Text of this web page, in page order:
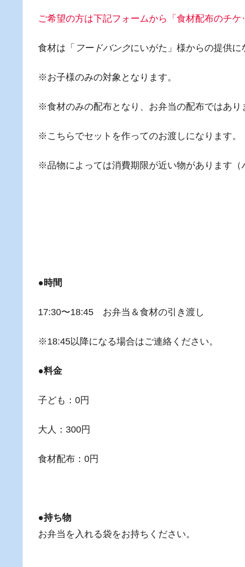
ご希望の方は下記フォームから「食材配布のチケ
食材は「 フードバンクにいがた」様からの提供に
※お子様のみの対象となります。
※食材のみの配布となり、お弁当の配布ではあり
※こちらでセットを作ってのお渡しになります。
※品物によっては消費期限が近い物があります（
●時間
17:30〜18:45 お弁当＆食材の引き渡し
※18:45以降になる場合はご連絡ください。
●料金
子ども：0円
大人：300円
食材配布：0円
●持ち物
お弁当を入れる袋をお持ちください。